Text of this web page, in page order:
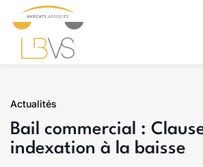
Actualités
Bail commercial :
indexation à la baisse